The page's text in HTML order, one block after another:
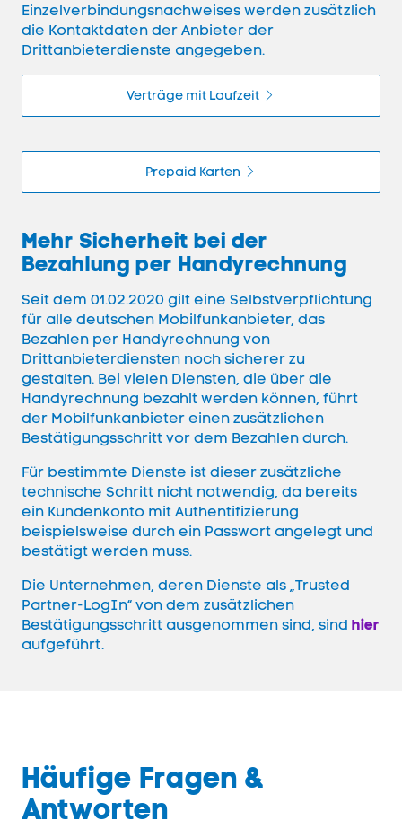
Einzelverbindungsnachweises werden zusätzlich
die Kontaktdaten der Anbieter der
Drittanbieterdienste angegeben.
Verträge mit Laufzeit
Prepaid Karten
Mehr Sicherheit bei der
Bezahlung per Handyrechnung
Seit dem 01.02.2020 gilt eine Selbstverpflichtung
für alle deutschen Mobilfunkanbieter, das
Bezahlen per Handyrechnung von
Drittanbieterdiensten noch sicherer zu
gestalten. Bei vielen Diensten, die über die
Handyrechnung bezahlt werden können, führt
der Mobilfunkanbieter einen zusätzlichen
Bestätigungsschritt vor dem Bezahlen durch.
Für bestimmte Dienste ist dieser zusätzliche
technische Schritt nicht notwendig, da bereits
ein Kundenkonto mit Authentifizierung
beispielsweise durch ein Passwort angelegt und
bestätigt werden muss.
Die Unternehmen, deren Dienste als „Trusted
Partner-LogIn“ von dem zusätzlichen
Bestätigungsschritt ausgenommen sind, sind hier
aufgeführt.
Häufige Fragen &
Antworten